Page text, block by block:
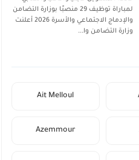
لمباراة توظيف 29 منصبًا بوزارة التضامن
والإدماج الاجتماعي والأسرة 2026 أعلنت
وزارة التضامن وا...
Ait Melloul
Azemmour